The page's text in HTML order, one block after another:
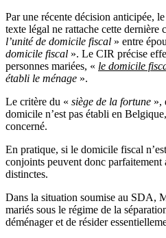
Par une récente décision anticipée,
texte légal ne rattache cette dernière
l’unité de domicile fiscal » entre
domicile fiscal ». Le CIR précise
personnes mariées, « le domicile
établi le ménage ».
Le critère du « siège de la fortune »,
domicile n’est pas établi en
concerné.
En pratique, si le domicile fiscal
conjoints peuvent donc parfaitement
distinctes.
Dans la situation soumise au SDA,
mariés sous le régime de la
déménager et de résider